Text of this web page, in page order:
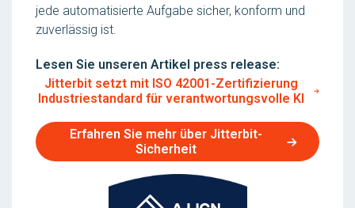
jede automatisierte Aufgabe sicher, konform und
zuverlässig ist.
Lesen Sie unseren Artikel press release:
Jitterbit setzt mit ISO 42001-Zertifizierung
Industriestandard für verantwortungsvolle KI
Erfahren Sie mehr über Jitterbit-
Sicherheit